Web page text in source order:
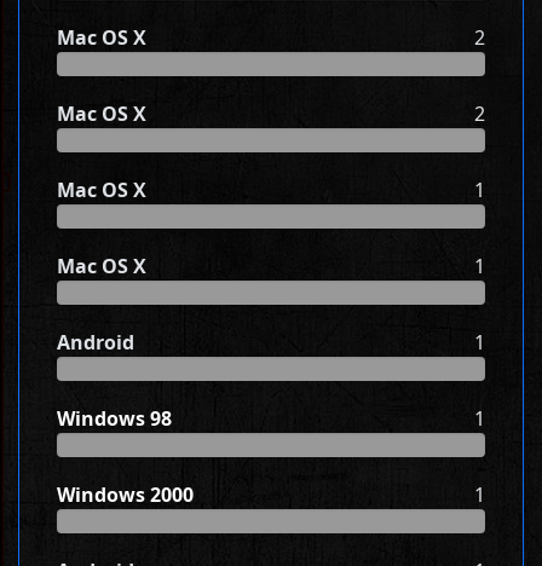
Mac OS X 2
Mac OS X 2
Mac OS X 1
Mac OS X 1
Android 1
Windows 98 1
Windows 2000 1